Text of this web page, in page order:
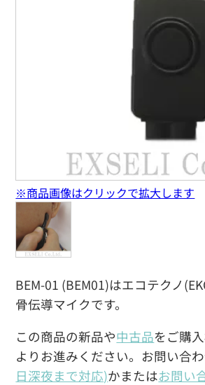
BEM-01 (BEM01)はエコテクノ
骨伝導マイクです。
この商品の新品や中古品をご購
よりお進みください。お問い合
日深夜まで対応)かまたはお問い
※商品画像はクリックで拡大します